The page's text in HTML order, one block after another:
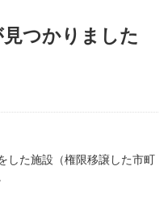
つかりました
した施設（権限移譲した市町